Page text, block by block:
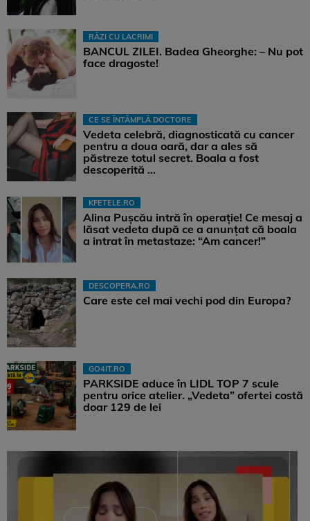
RÂZI CU LACRIMI
BANCUL ZILEI. Badea Gheorghe: – Nu pot
face dragoste!
CE SE ÎNTÂMPLĂ DOCTORE
Vedeta celebră, diagnosticată cu cancer
pentru a doua oară, dar a ales să
păstreze totul secret. Boala a fost
descoperită ...
KFETELE.RO
Alina Pușcău intră în operație! Ce mesaj a
lăsat vedeta după ce a anunțat că boala
a intrat în metastaze: “Am cancer!”
DESCOPERA.RO
Care este cel mai vechi pod din Europa?
GO4IT.RO
PARKSIDE aduce în LIDL TOP 7 scule
pentru orice atelier. „Vedeta” ofertei costă
doar 129 de lei